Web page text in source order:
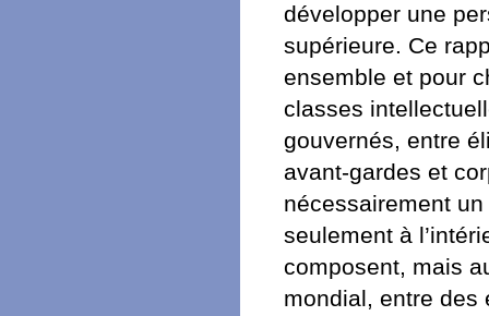
développer une
supérieure. Ce
ensemble et pour
classes
gouvernés, entre
avant-gardes et
nécessairement
seulement à
composent, mais
mondial, entre des